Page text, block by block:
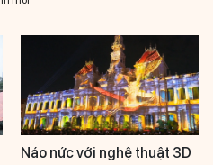
Náo nức với nghệ thuật 3D